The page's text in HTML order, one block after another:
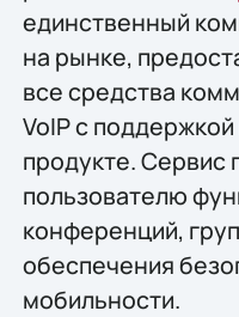
единственный
на рынке,
все средства
VoIP с
продукте. Сервис
пользователю
конференций,
обеспечения
мобильности.